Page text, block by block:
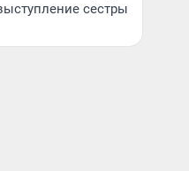
сестры